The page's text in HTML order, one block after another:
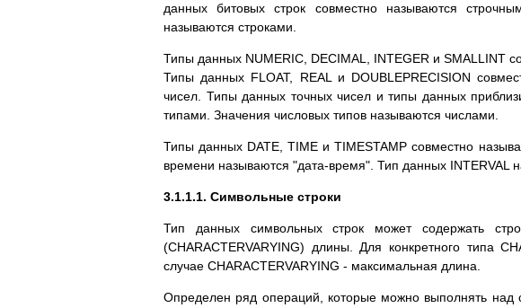
данных битовых строк совместно называются
называются строками.
Типы данных NUMERIC, DECIMAL, INTEGER и SMALLINT
Типы данных FLOAT, REAL и DOUBLEPRECISION
чисел. Типы данных точных чисел и типы данных
типами. Значения числовых типов называются числами.
Типы данных DATE, TIME и TIMESTAMP совместно
времени называются "дата-время". Тип данных INTERVAL
3.1.1.1. Символьные строки
Тип данных символьных строк может содержать
(CHARACTERVARYING) длины. Для конкретного типа
случае CHARACTERVARYING - максимальная длина.
Определен ряд операций, которые можно выполнять